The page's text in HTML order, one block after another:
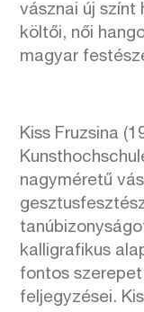
vásznai új színt
költői, női
magyar
Kiss Fruzsina
nagyméretű
kalligrafikus
fontos
feljegyzései.